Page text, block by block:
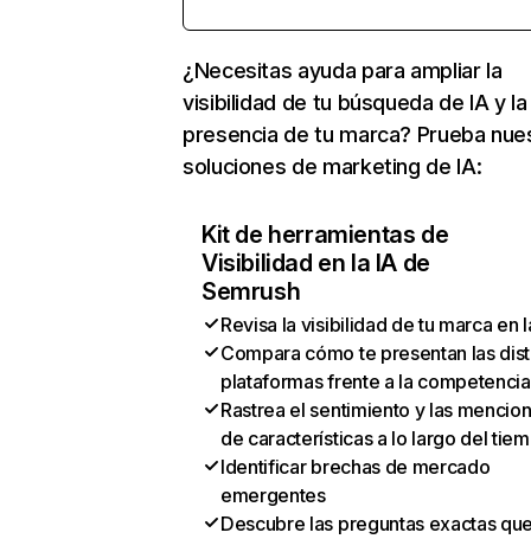
¿Necesitas ayuda para ampliar la
visibilidad de tu búsqueda de IA y la
presencia de tu marca? Prueba
soluciones de marketing de IA:
Kit de herramientas de
Visibilidad en la IA de
Semrush
Revisa la visibilidad de tu marca en
Compara cómo te presentan las
plataformas frente a la competencia
Rastrea el sentimiento y las
de características a lo largo del
Identificar brechas de mercado
emergentes
Descubre las preguntas exactas